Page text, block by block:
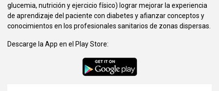
glucemia, nutrición y ejercicio físico) lograr mejorar la experiencia
de aprendizaje del paciente con diabetes y afianzar conceptos y
conocimientos en los profesionales sanitarios de zonas dispersas.
Descarge la App en el Play Store: